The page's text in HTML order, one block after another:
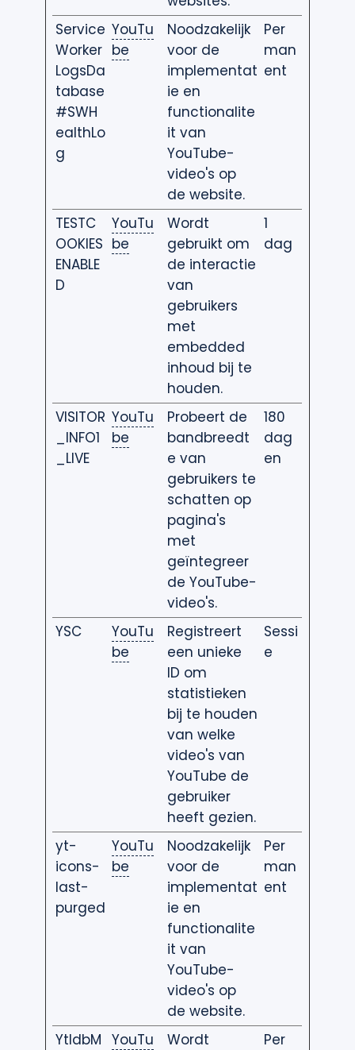
Service
Worker
LogsDa
tabase
#SWH
ealthLo
g
YouTu
be
Noodzakelijk
voor de
implementat
ie en
functionalite
it van
YouTube-
video's op
de website.
Per
man
ent
TESTC
OOKIES
ENABLE
D
YouTu
be
Wordt
gebruikt om
de interactie
van
gebruikers
met
embedded
inhoud bij te
houden.
1
dag
VISITOR
_INFO1
_LIVE
YouTu
be
Probeert de
bandbreedt
e van
gebruikers te
schatten op
pagina's
met
geïntegreer
de YouTube-
video's.
180
dag
en
YSC
YouTu
be
Registreert
een unieke
ID om
statistieken
bij te houden
van welke
video's van
YouTube de
gebruiker
heeft gezien.
Sessi
e
yt-
icons-
last-
purged
YouTu
be
Noodzakelijk
voor de
implementat
ie en
functionalite
it van
YouTube-
video's op
de website.
Per
man
ent
YtIdbM YouTu
Wordt
Per